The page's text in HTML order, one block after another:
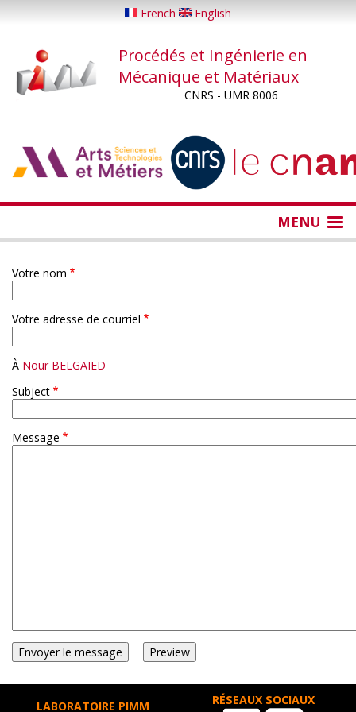
principal
French English
Procédés et Ingénierie en
Mécanique et Matériaux
CNRS - UMR 8006
MENU
Votre nom
Votre adresse de courriel
À Nour BELGAIED
Subject
Message
LABORATOIRE PIMM RÉSEAUX SOCIAUX